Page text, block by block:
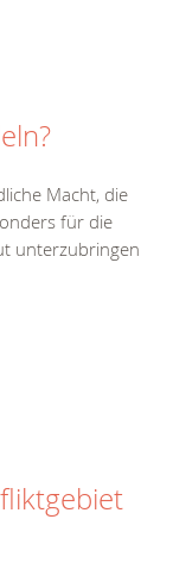
Macht, die
für die
unterzubringen